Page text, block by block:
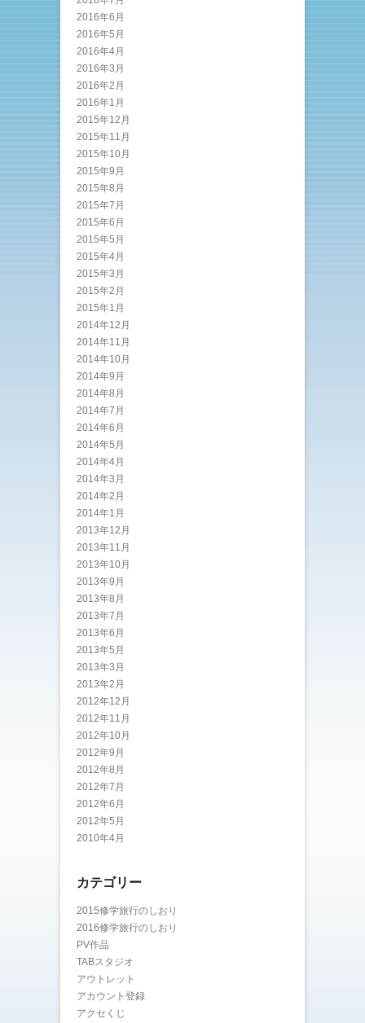
2016年6月
2016年5月
2016年4月
2016年3月
2016年2月
2016年1月
2015年12月
2015年11月
2015年10月
2015年9月
2015年8月
2015年7月
2015年6月
2015年5月
2015年4月
2015年3月
2015年2月
2015年1月
2014年12月
2014年11月
2014年10月
2014年9月
2014年8月
2014年7月
2014年6月
2014年5月
2014年4月
2014年3月
2014年2月
2014年1月
2013年12月
2013年11月
2013年10月
2013年9月
2013年8月
2013年7月
2013年6月
2013年5月
2013年3月
2013年2月
2012年12月
2012年11月
2012年10月
2012年9月
2012年8月
2012年7月
2012年6月
2012年5月
2010年4月
カテゴリー
2015修学旅行のしおり
2016修学旅行のしおり
PV作品
TABスタジオ
アウトレット
アカウント登録
アクセくじ